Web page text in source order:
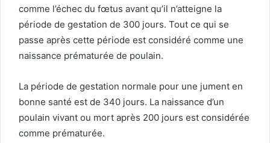
comme l’échec du fœtus avant qu’il n’atteigne la
période de gestation de 300 jours. Tout ce qui se
passe après cette période est considéré comme une
naissance prématurée de poulain.
La période de gestation normale pour une jument en
bonne santé est de 340 jours. La naissance d’un
poulain vivant ou mort après 200 jours est considérée
comme prématurée.